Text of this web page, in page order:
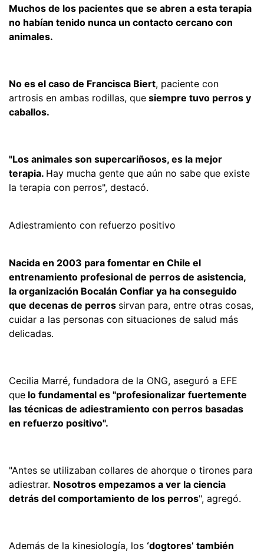
Muchos de los pacientes que se abren a esta terapia
no habían tenido nunca un contacto cercano con
animales.
No es el caso de Francisca Biert, paciente con
artrosis en ambas rodillas, que siempre tuvo perros y
caballos.
"Los animales son supercariñosos, es la mejor
terapia. Hay mucha gente que aún no sabe que existe
la terapia con perros", destacó.
Adiestramiento con refuerzo positivo
Nacida en 2003 para fomentar en Chile el
entrenamiento profesional de perros de asistencia,
la organización Bocalán Confiar ya ha conseguido
que decenas de perros sirvan para, entre otras cosas,
cuidar a las personas con situaciones de salud más
delicadas.
Cecilia Marré, fundadora de la ONG, aseguró a EFE
que lo fundamental es "profesionalizar fuertemente
las técnicas de adiestramiento con perros basadas
en refuerzo positivo".
"Antes se utilizaban collares de ahorque o tirones para
adiestrar. Nosotros empezamos a ver la ciencia
detrás del comportamiento de los perros", agregó.
Además de la kinesiología, los ‘dogtores’ también